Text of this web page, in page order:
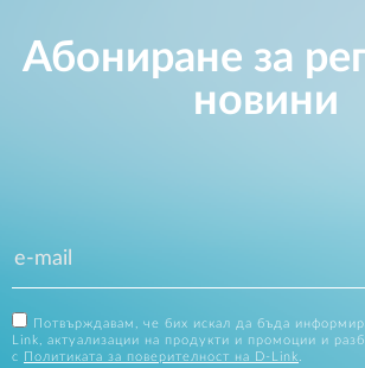
Абониране за
новини
Потвърждавам, че бих искал да бъда
Link, актуализации на продукти и промоции и
с
Политиката за поверителност на D-Link